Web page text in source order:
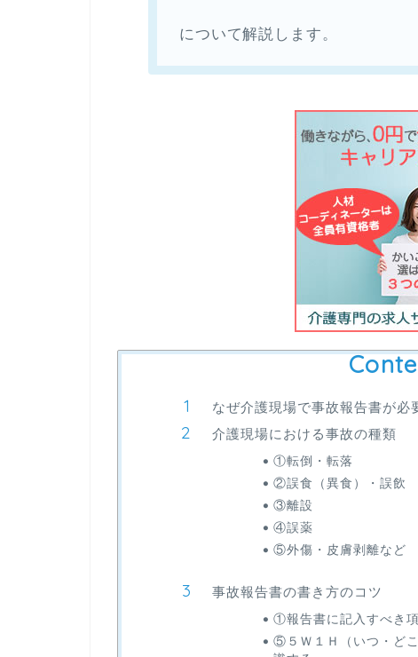
について解説します。
なぜ介護現場で事故報告書が必
介護現場における事故の種類
①転倒・転落
②誤食（異食）・誤飲
③離設
④誤薬
⑤外傷・皮膚剥離など
事故報告書の書き方のコツ
①報告書に記入すべき
⑤５Ｗ１Ｈ（いつ・ど